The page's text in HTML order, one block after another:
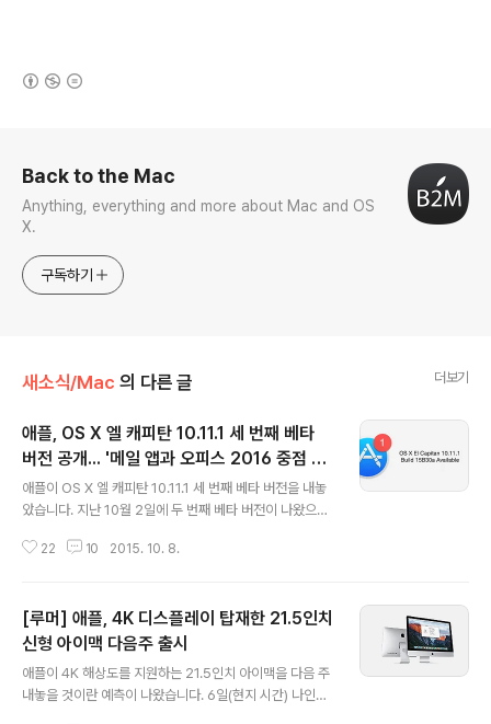
Back to the Mac
Anything, everything and more about Mac and OS
X.
구독하기
새소식/Mac 의 다른 글 더보기
애플, OS X 엘 캐피탄 10.11.1 세 번째 베타
버전 공개... '메일 앱과 오피스 2016 중점 테
스트'
애플이 OS X 엘 캐피탄 10.11.1 세 번째 베타 버전을 내놓
았습니다. 지난 10월 2일에 두 번째 베타 버전이 나왔으니
한 하루 걸러 개발자와 일반 사용자에게 베타 버전이 배포
번호는 '15B30a'이며, 지난 주 출시된 OS X 엘 캐피탄 정
식 버전에서 발생하는 크고 작은 버그를 해결하는데 초점
이 맞춰져 있습니다. 애플은 맥의 안정성과 호환성, 보안성
을 개선했으며 테스터들에게 '메일' 앱과 '마이크로소프트
오피스 2016'을 중점적으로 살펴봐 달라고 요청했습니다.
22 10 2015. 10. 8.
[루머] 애플, 4K 디스플레이 탑재한 21.5인치
신형 아이맥 다음주 출시
애플이 4K 해상도를 지원하는 21.5인치 아이맥을 다음 주
내놓을 것이란 예측이 나왔습니다. 6일(현지 시간) 나인투